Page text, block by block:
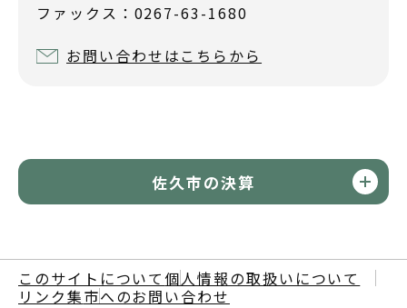
ファックス：0267-63-1680
お問い合わせはこちらから
佐久市の決算
このサイトについて 個人情報の取扱いについて
リンク集市へのお問い合わせ